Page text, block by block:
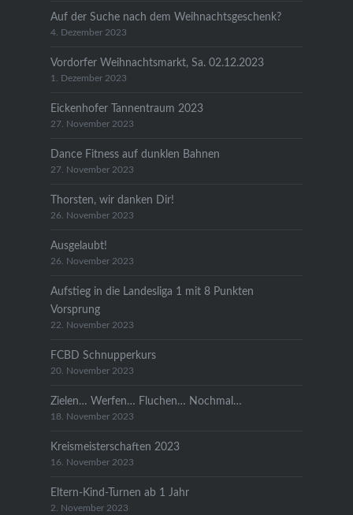
Auf der Suche nach dem Weihnachtsgeschenk?
4. Dezember 2023
Vordorfer Weihnachtsmarkt, Sa. 02.12.2023
1. Dezember 2023
Eickenhofer Tannentraum 2023
27. November 2023
Dance Fitness auf dunklen Bahnen
27. November 2023
Thorsten, wir danken Dir!
26. November 2023
Ausgelaubt!
26. November 2023
Aufstieg in die Landesliga 1 mit 8 Punkten
Vorsprung
22. November 2023
FCBD Schnupperkurs
20. November 2023
Zielen… Werfen… Fluchen… Nochmal…
18. November 2023
Kreismeisterschaften 2023
16. November 2023
Eltern-Kind-Turnen ab 1 Jahr
2. November 2023